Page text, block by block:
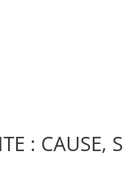
: CAUSE,